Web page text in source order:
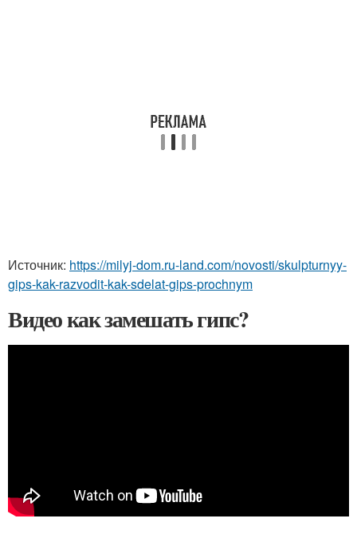
Источник: https://milyj-dom.ru-land.com/novosti/skulpturnyy-
gips-kak-razvodit-kak-sdelat-gips-prochnym
Видео как замешать гипс?